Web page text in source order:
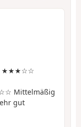
★★★☆☆
Mittelmäßig
gut